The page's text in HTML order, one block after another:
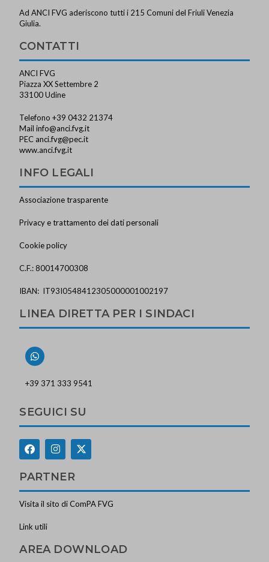
Ad ANCI FVG aderiscono tutti i 215 Comuni del Friuli Venezia
Giulia.
CONTATTI
ANCI FVG
Piazza XX Settembre 2
33100 Udine
Telefono +39 0432 21374
Mailinfo@anci.fvg.it
PEC anci.fvg@pec.it
www.anci.fvg.it
INFO LEGALI
Associazione trasparente
Privacy e trattamento dei dati personali
Cookie policy
C.F.: 80014700308
IBAN: IT93I0548412305000001002197
LINEA DIRETTA PER I SINDACI
+39 371 333 9541
SEGUICI SU
PARTNER
Visita il sito di ComPA FVG
Link utili
AREA DOWNLOAD